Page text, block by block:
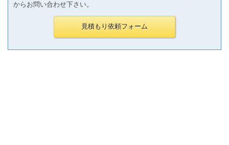
からお問い合わせ下さい。